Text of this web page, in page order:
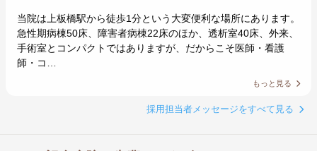
当院は上板橋駅から徒歩1分という大変便利な場所にあります。
急性期病棟50床、障害者病棟22床のほか、透析室40床、外来、
手術室とコンパクトではありますが、だからこそ医師・看護
師・コ…
もっと見る
採用担当者メッセージをすべて見る